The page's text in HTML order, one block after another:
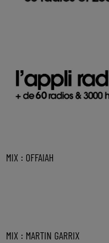
MIX : OFFAIAH
MIX : MARTIN GARRIX